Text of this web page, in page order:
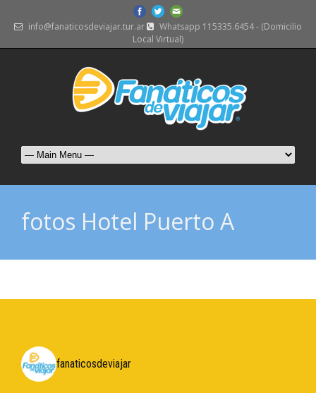
info@fanaticosdeviajar.tur.ar
Whatsapp 115335.6454 - (Domicilio
Local Virtual)
fotos Hotel Puerto A
fanaticosdeviajar